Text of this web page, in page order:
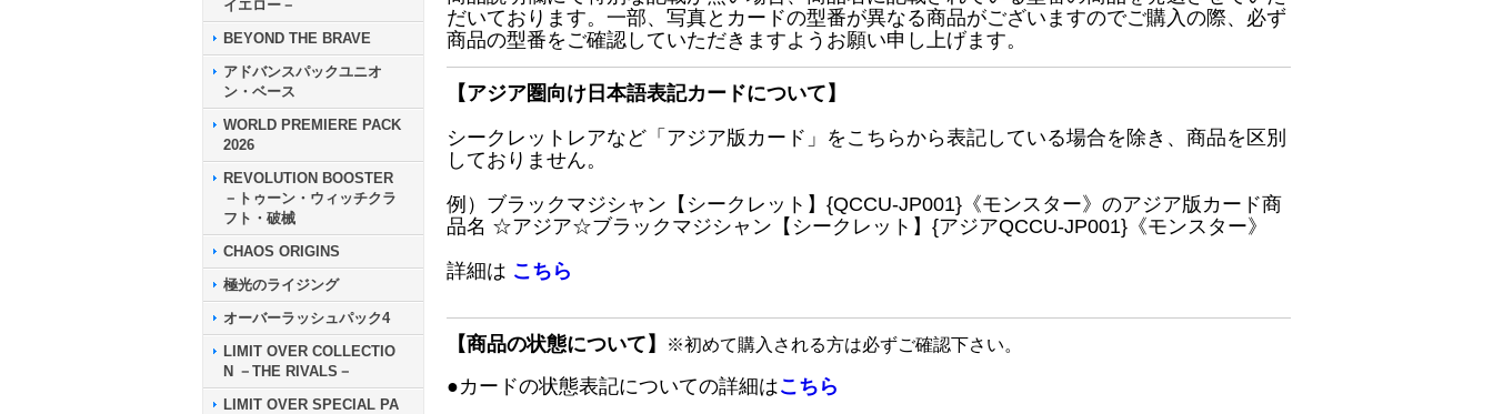
イエロー－
BEYOND THE BRAVE
アドバンスパックユニオ
ン・ベース
WORLD PREMIERE PACK
2026
REVOLUTION BOOSTER
－トゥーン・ウィッチクラ
フト・破械
CHAOS ORIGINS
極光のライジング
オーバーラッシュパック4
LIMIT OVER COLLECTIO
N －THE RIVALS－
LIMIT OVER SPECIAL PA
だいております。一部、写真とカードの型番が異なる商品がございますのでご購入の際、必ず
商品の型番をご確認していただきますようお願い申し上げます。
【アジア圏向け日本語表記カードについて】
シークレットレアなど「アジア版カード」をこちらから表記している場合を除き、商品を区別
しておりません。
例）ブラックマジシャン【シークレット】{QCCU-JP001}《モンスター》のアジア版カード商
品名 ☆アジア☆ブラックマジシャン【シークレット】{アジアQCCU-JP001}《モンスター》
詳細は こちら
【商品の状態について】 ※初めて購入される方は必ずご確認下さい。
●カードの状態表記についての詳細はこちら